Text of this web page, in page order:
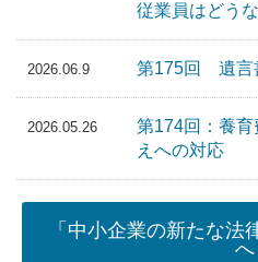
従業員はどう
2026.06.9 第175回 遺言
2026.05.26
第174回：養
えへの対応
「中小企業の新たな法
へ